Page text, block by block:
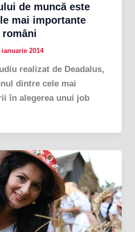
de muncă este
mai importante
ianuarie 2014
realizat de Deadalus,
dintre cele mai
în alegerea unui job